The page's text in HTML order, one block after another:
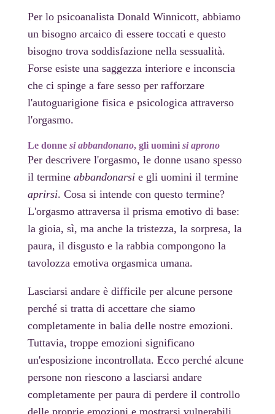
Per lo psicoanalista Donald Winnicott, abbiamo
un bisogno arcaico di essere toccati e questo
bisogno trova soddisfazione nella sessualità.
Forse esiste una saggezza interiore e inconscia
che ci spinge a fare sesso per rafforzare
l'autoguarigione fisica e psicologica attraverso
l'orgasmo.
Le donne si abbandonano, gli uominisi aprono
Per descrivere l'orgasmo, le donne usano spesso
il termine abbandonarsie gli uomini il termine
aprirsi. Cosa si intende con questo termine?
L'orgasmo attraversa il prisma emotivo di base:
la gioia, sì, ma anche la tristezza, la sorpresa, la
paura, il disgusto e la rabbia compongono la
tavolozza emotiva orgasmica umana.
Lasciarsi andare è difficile per alcune persone
perché si tratta di accettare che siamo
completamente in balia delle nostre emozioni.
Tuttavia, troppe emozioni significano
un'esposizione incontrollata. Ecco perché alcune
persone non riescono a lasciarsi andare
completamente per paura di perdere il controllo